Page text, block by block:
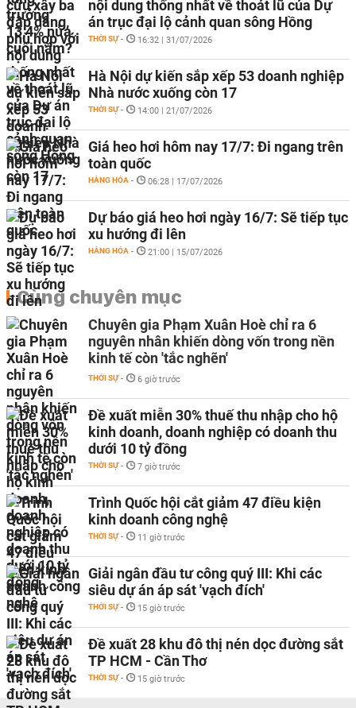
nội dung thống nhất về thoát lũ của Dự
án trục đại lộ cảnh quan sông Hồng
THỜI SỰ - 16:32 | 31/07/2026
Hà Nội dự kiến sắp xếp 53 doanh nghiệp
Nhà nước xuống còn 17
THỜI SỰ - 14:00 | 21/07/2026
Giá heo hơi hôm nay 17/7: Đi ngang trên
toàn quốc
HÀNG HÓA - 06:28 | 17/07/2026
Dự báo giá heo hơi ngày 16/7: Sẽ tiếp tục
xu hướng đi lên
HÀNG HÓA - 21:00 | 15/07/2026
Cùng chuyên mục
Chuyên gia Phạm Xuân Hoè chỉ ra 6
nguyên nhân khiến dòng vốn trong nền
kinh tế còn 'tắc nghẽn'
THỜI SỰ - 6 giờ trước
Đề xuất miễn 30% thuế thu nhập cho hộ
kinh doanh, doanh nghiệp có doanh thu
dưới 10 tỷ đồng
THỜI SỰ - 7 giờ trước
Trình Quốc hội cắt giảm 47 điều kiện
kinh doanh công nghệ
THỜI SỰ - 11 giờ trước
Giải ngân đầu tư công quý III: Khi các
siêu dự án áp sát 'vạch đích'
THỜI SỰ - 15 giờ trước
Đề xuất 28 khu đô thị nén dọc đường sắt
TP HCM - Cần Thơ
THỜI SỰ - 15 giờ trước